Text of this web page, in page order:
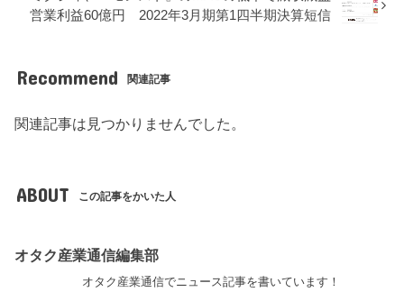
営業利益60億円 2022年3月期第1四半期決算短信
Recommend 関連記事
関連記事は見つかりませんでした。
ABOUT この記事をかいた人
オタク産業通信編集部
オタク産業通信でニュース記事を書いています！